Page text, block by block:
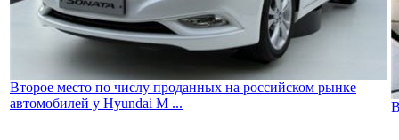
Второе место по числу проданных на российском рынке
автомобилей у Hyundai M ...